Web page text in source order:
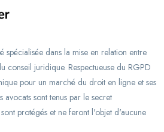
spécialisée dans la mise en relation entre
conseil juridique. Respectueuse du RGPD
pour un marché du droit en ligne et ses
avocats sont tenus par le secret
protégés et ne feront l'objet d'aucune